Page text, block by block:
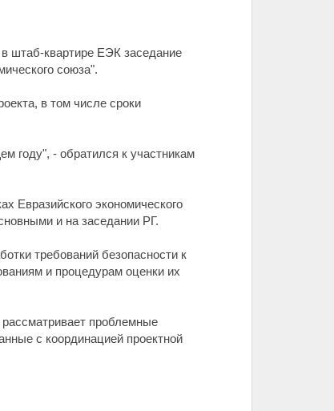
штаб-квартире ЕЭК заседание
союза".
в том числе сроки
году", - обратился к участникам
Евразийского экономического
и на заседании РГ.
требований безопасности к
и процедурам оценки их
рассматривает проблемные
с координацией проектной